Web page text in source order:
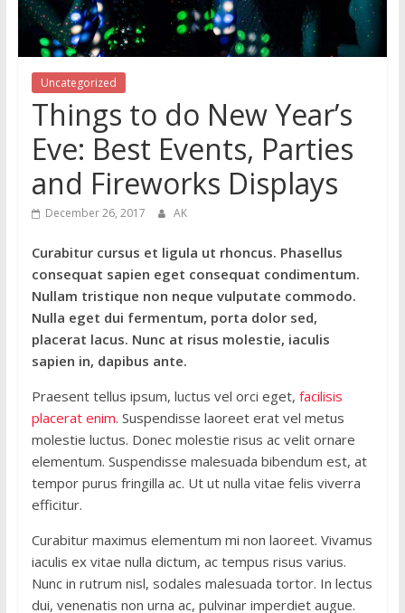
Uncategorized
Things to do New Year’s
Eve: Best Events, Parties
and Fireworks Displays
December 26, 2017 AK
Curabitur cursus et ligula ut rhoncus. Phasellus
consequat sapien eget consequat condimentum.
Nullam tristique non neque vulputate commodo.
Nulla eget dui fermentum, porta dolor sed,
placerat lacus. Nunc at risus molestie, iaculis
sapien in, dapibus ante.
Praesent tellus ipsum, luctus vel orci eget, facilisis
placerat enim. Suspendisse laoreet erat vel metus
molestie luctus. Donec molestie risus ac velit ornare
elementum. Suspendisse malesuada bibendum est, at
tempor purus fringilla ac. Ut ut nulla vitae felis viverra
efficitur.
Curabitur maximus elementum mi non laoreet. Vivamus
iaculis ex vitae nulla dictum, ac tempus risus varius.
Nunc in rutrum nisl, sodales malesuada tortor. In lectus
dui, venenatis non urna ac, pulvinar imperdiet augue.